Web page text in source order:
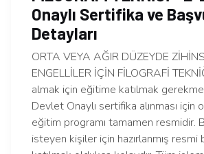
Onaylı Sertifika ve
Detayları
ORTA VEYA AĞIR DÜZEYDE
ENGELLİLER İÇİN FİLOGRAFİ
almak için eğitime katılmak
Devlet Onaylı sertifika alınması için
eğitim programı tamamen resmidir.
isteyen kişiler için hazırlanmış resmi